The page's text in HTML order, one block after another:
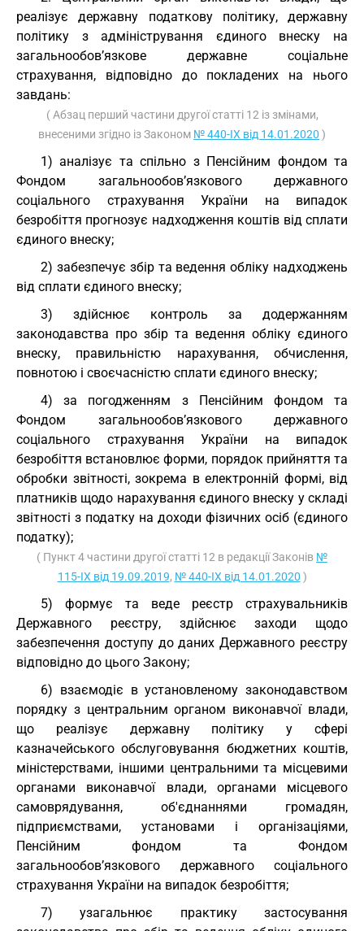
реалізує державну податкову політику, державну
політику з адміністрування єдиного внеску на
загальнообов’язкове державне соціальне
страхування, відповідно до покладених на нього
завдань:
( Абзац перший частини другої статті 12 із змінами,
внесеними згідно із Законом № 440-IX від 14.01.2020 )
1) аналізує та спільно з Пенсійним фондом та
Фондом загальнообов’язкового державного
соціального страхування України на випадок
безробіття прогнозує надходження коштів від сплати
єдиного внеску;
2) забезпечує збір та ведення обліку надходжень
від сплати єдиного внеску;
3) здійснює контроль за додержанням
законодавства про збір та ведення обліку єдиного
внеску, правильністю нарахування, обчислення,
повнотою і своєчасністю сплати єдиного внеску;
4) за погодженням з Пенсійним фондом та
Фондом загальнообов’язкового державного
соціального страхування України на випадок
безробіття встановлює форми, порядок прийняття та
обробки звітності, зокрема в електронній формі, від
платників щодо нарахування єдиного внеску у складі
звітності з податку на доходи фізичних осіб (єдиного
податку);
( Пункт 4 частини другої статті 12 в редакції Законів №
115-IX від 19.09.2019, № 440-IX від 14.01.2020 )
5) формує та веде реєстр страхувальників
Державного реєстру, здійснює заходи щодо
забезпечення доступу до даних Державного реєстру
відповідно до цього Закону;
6) взаємодіє в установленому законодавством
порядку з центральним органом виконавчої влади,
що реалізує державну політику у сфері
казначейського обслуговування бюджетних коштів,
міністерствами, іншими центральними та місцевими
органами виконавчої влади, органами місцевого
самоврядування, об'єднаннями громадян,
підприємствами, установами і організаціями,
Пенсійним фондом та Фондом
загальнообов’язкового державного соціального
страхування України на випадок безробіття;
7) узагальнює практику застосування